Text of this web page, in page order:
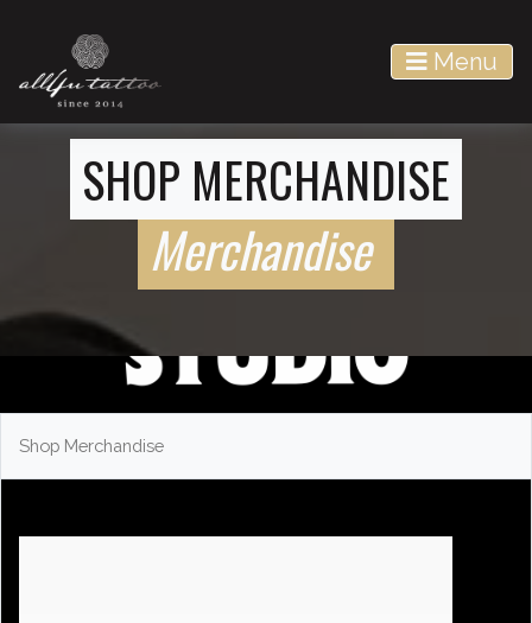
Main Navigation Menu
SHOP MERCHANDISE
Merchandise
Shop Merchandise